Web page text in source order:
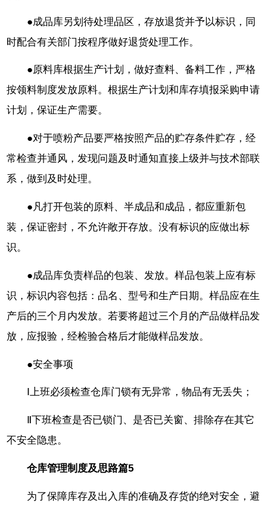
●成品库另划待处理品区，存放退货并予以标识，同
时配合有关部门按程序做好退货处理工作。
●原料库根据生产计划，做好查料、备料工作，严格
按领料制度发放原料。根据生产计划和库存填报采购申请
计划，保证生产需要。
●对于喷粉产品要严格按照产品的贮存条件贮存，经
常检查并通风，发现问题及时通知直接上级并与技术部联
系，做到及时处理。
●凡打开包装的原料、半成品和成品，都应重新包
装，保证密封，不允许敞开存放。没有标识的应做出标
识。
●成品库负责样品的包装、发放。样品包装上应有标
识，标识内容包括：品名、型号和生产日期。样品应在生
产后的三个月内发放。若要将超过三个月的产品做样品发
放，应报验，经检验合格后才能做样品发放。
●安全事项
Ⅰ上班必须检查仓库门锁有无异常，物品有无丢失；
Ⅱ下班检查是否已锁门、是否已关窗、排除存在其它
不安全隐患。
仓库管理制度及思路篇5
为了保障库存及出入库的准确及存货的绝对安全，避